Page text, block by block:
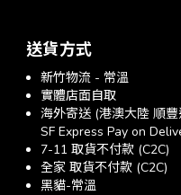
送貨方式
新竹物流 - 常溫
實體店面自取
海外寄送 (港澳大陸 順
SF Express Pay on
7-11 取貨不付款 (C2C)
全家 取貨不付款 (C2C)
黑貓-常溫